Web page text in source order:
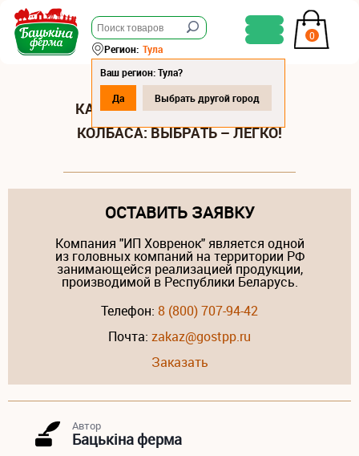
0
Регион: Тула
Ваш регион: Тула?
Да
Выбрать другой город
КАЧЕСТВЕННАЯ КРАКОВСКАЯ
КОЛБАСА: ВЫБРАТЬ – ЛЕГКО!
ОСТАВИТЬ ЗАЯВКУ
Компания "ИП Ховренок" является одной
из головных компаний на территории РФ
занимающейся реализацией продукции,
производимой в Республики Беларусь.
Телефон: 8 (800) 707-94-42
Почта: zakaz@gostpp.ru
Заказать
Автор
Бацькiна ферма